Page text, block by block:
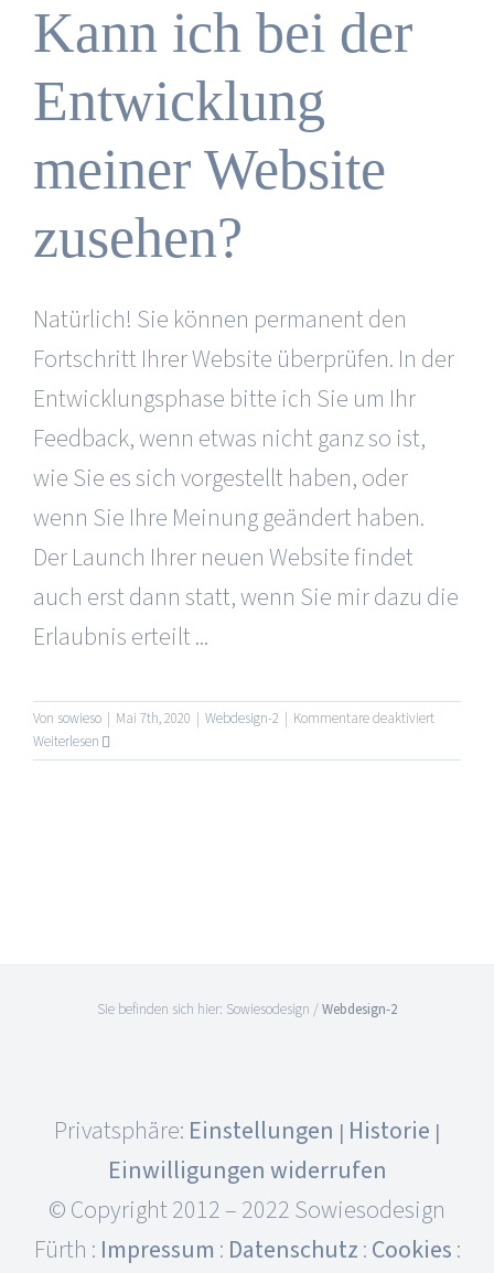
Kann ich bei der
Entwicklung
meiner Website
zusehen?
Natürlich! Sie können permanent den
Fortschritt Ihrer Website überprüfen. In der
Entwicklungsphase bitte ich Sie um Ihr
Feedback, wenn etwas nicht ganz so ist,
wie Sie es sich vorgestellt haben, oder
wenn Sie Ihre Meinung geändert haben.
Der Launch Ihrer neuen Website findet
auch erst dann statt, wenn Sie mir dazu die
Erlaubnis erteilt...
Von sowieso | Mai 7th, 2020 | Webdesign-2 | Kommentare deaktiviertfür
ich
Weiterlesen
Sie befinden sich hier: Sowiesodesign /Webdesign-2
Privatsphäre: Einstellungen | Historie |
Einwilligungen widerrufen
© Copyright 2012 – 2022 Sowiesodesign
Fürth : Impressum : Datenschutz:Cookies: